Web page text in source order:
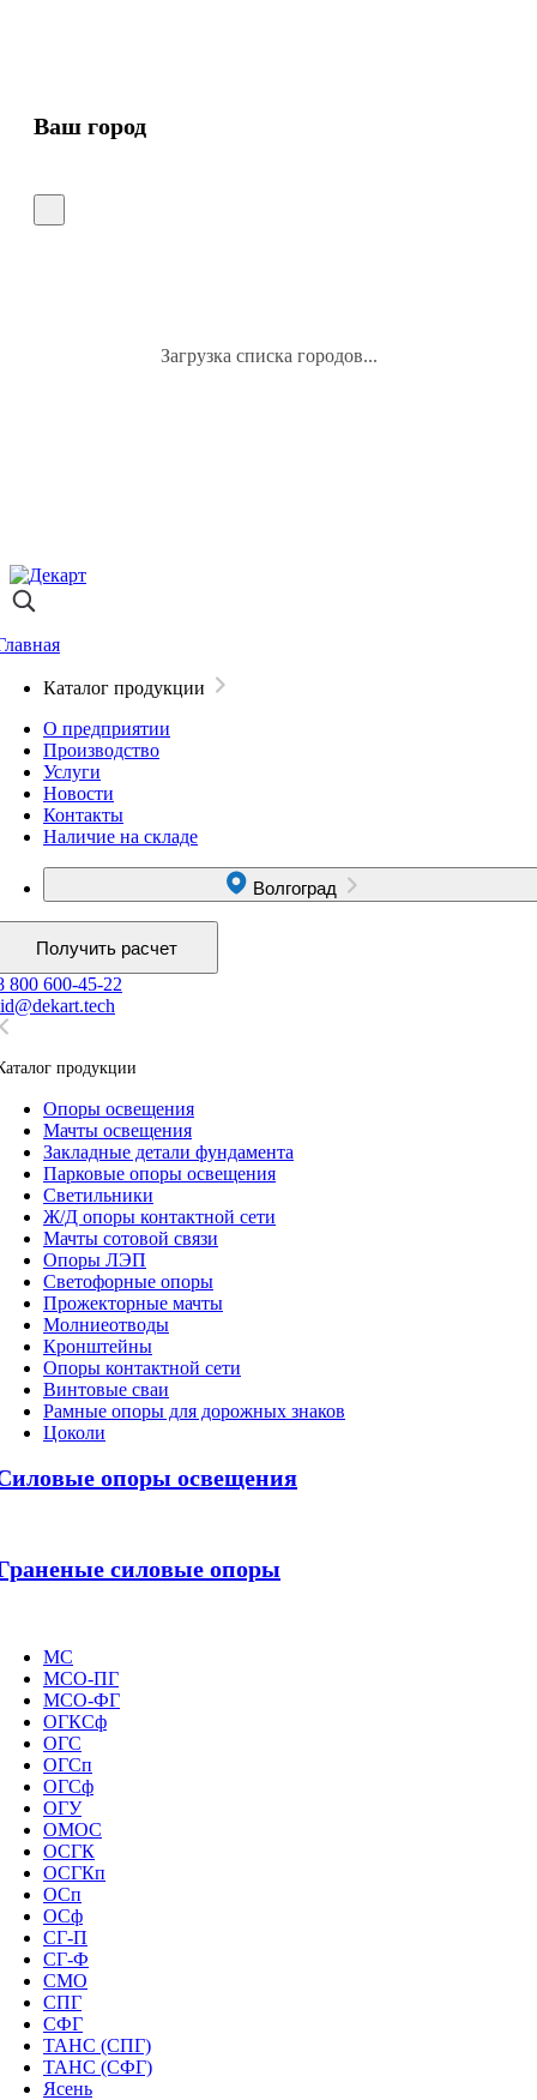
Ваш город
Загрузка списка городов...
Каталог продукции
О предприятии
Производство
Услуги
Новости
Контакты
Наличие на складе
Волгоград
Получить расчет
800 600-45-22
продукции
Oпоры oсвeщения
Мачты освещения
Закладные детали фундамента
Парковые опоры освещения
Светильники
Ж/Д опоры контактной сети
Мачты сотовой связи
Опоры ЛЭП
Светофорные опоры
Прожекторные мачты
Молниеотводы
Кронштейны
Опоры контактной сети
Винтовые сваи
Рамные опоры для дорожных знаков
Цоколи
опоры освещения
силовые опоры
МС
МСО-ПГ
МСО-ФГ
ОГКСф
ОГС
ОГСп
ОГСф
ОГУ
ОМОС
ОСГК
ОСГКп
ОСп
ОСф
СГ-П
СГ-Ф
СМО
СПГ
СФГ
ТАНС (СПГ)
ТАНС (СФГ)
Ясень